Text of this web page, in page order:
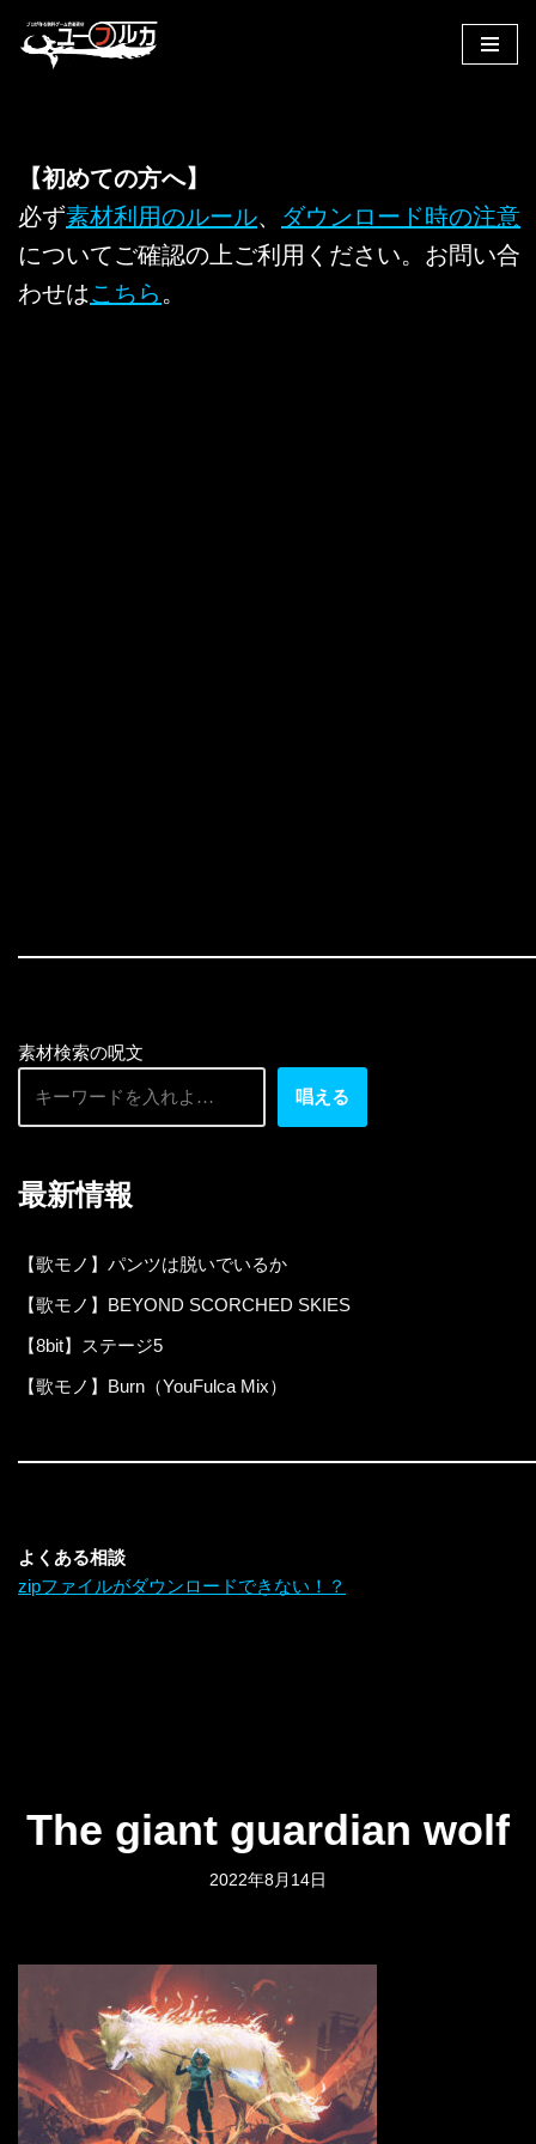
へ
キ
ッ
【初めての方へ】
必ず素材利用のルール、 ダウンロード時の注意
についてご確認の上ご利用ください。お問い合
わせはこちら 。
素材検索の呪文
唱える
最新情報
【歌モノ】パンツは脱いでいるか
【歌モノ】BEYOND SCORCHED SKIES
【8bit】ステージ5
【歌モノ】Burn（YouFulca Mix）
よくある相談
zipファイルがダウンロードできない！？
The giant guardian wolf
2022年8月14日